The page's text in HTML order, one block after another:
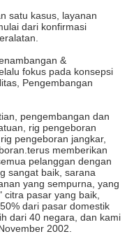
satu kasus, layanan
dari konfirmasi
&
fokus pada konsepsi
Pengembangan
pengembangan dan
rig pengeboran
pengeboran jangkar,
memberikan
pelanggan dengan
sangat baik, sarana
yang sempurna, yang
pasar yang baik,
dari pasar domestik
dari 40 negara, dan kami
2002.